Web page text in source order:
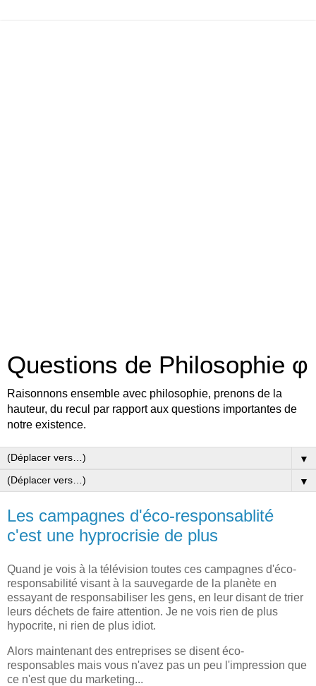
Questions de Philosophie φ
Raisonnons ensemble avec philosophie, prenons de la
hauteur, du recul par rapport aux questions importantes de
notre existence.
▼
▼
Les campagnes d'éco-responsablité
c'est une hyprocrisie de plus
Quand je vois à la télévision toutes ces campagnes d'éco-
responsabilité visant à la sauvegarde de la planète en
essayant de responsabiliser les gens, en leur disant de trier
leurs déchets de faire attention. Je ne vois rien de plus
hypocrite, ni rien de plus idiot.
Alors maintenant des entreprises se disent éco-
responsables mais vous n'avez pas un peu l'impression que
ce n'est que du marketing...